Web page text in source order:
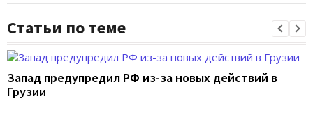
Статьи по теме
Запад предупредил РФ из-за новых действий в
Грузии